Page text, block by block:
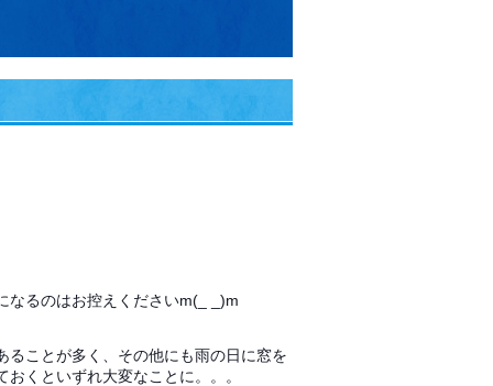
なるのはお控えくださいm(_ _)m
ことが多く、その他にも雨の日に窓を
くといずれ大変なことに。。。